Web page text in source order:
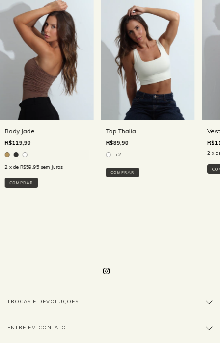
Body Jade
R$119,90
2 x de R$59,95 sem juros
COMPRAR
Top Thalia
R$89,90
+2
COMPRAR
2 x
TROCAS E DEVOLUÇÕES
ENTRE EM CONTATO